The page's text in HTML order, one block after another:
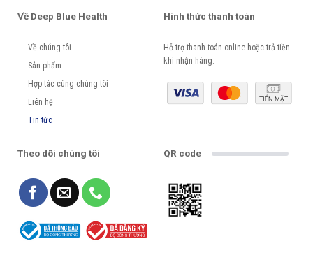
Về Deep Blue Health
Về chúng tôi
Sản phẩm
Hợp tác cùng chúng tôi
Liên hệ
Tin tức
Hình thức thanh toán
Hỗ trợ thanh toán online hoặc trả tiền
khi nhận hàng.
Theo dõi chúng tôi QR code